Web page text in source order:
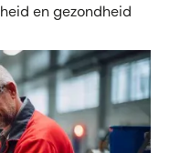
en gezondheid